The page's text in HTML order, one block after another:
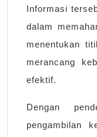
Informasi
dalam
menentukan
merancang
efektif.
Dengan
pengambilan